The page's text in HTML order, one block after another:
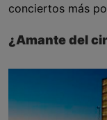
conciertos más
¿Amante del